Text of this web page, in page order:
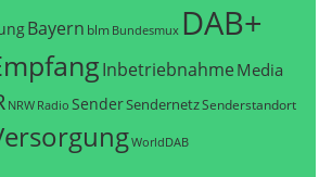
Bayern blm Bundesmux DAB+
Inbetriebnahme Media
NRW Radio SenderSendernetzSenderstandort
WorldDAB